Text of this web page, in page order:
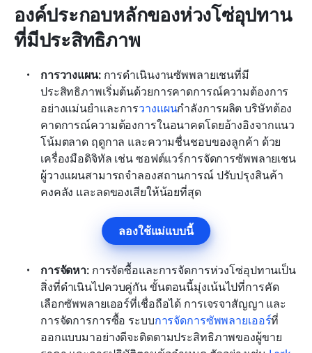
องค์ประกอบหลักของห่วงโซ่อุปทาน
ที่มีประสิทธิภาพ
การวางแผน: การดำเนินงานซัพพลายเชนที่มี
ประสิทธิภาพเริ่มต้นด้วยการคาดการณ์ความต้องการ
อย่างแม่นยำและการวางแผนกำลังการผลิต บริษัทต้อง
คาดการณ์ความต้องการในอนาคตโดยอ้างอิงจากแนว
โน้มตลาด ฤดูกาล และความชื่นชอบของลูกค้า ด้วย
เครื่องมือดิจิทัล เช่น ซอฟต์แวร์การจัดการซัพพลายเชน
ผู้วางแผนสามารถจำลองสถานการณ์ ปรับปรุงสินค้า
คงคลัง และลดของเสียให้น้อยที่สุด
ลองใช้แม่แบบนี้
การจัดหา: การจัดซื้อและการจัดการห่วงโซ่อุปทานเป็น
สิ่งที่ดำเนินไปควบคู่กัน ขั้นตอนนี้มุ่งเน้นไปที่การคัด
เลือกซัพพลายเออร์ที่เชื่อถือได้ การเจรจาสัญญา และ
การจัดการการซื้อ ระบบการจัดการซัพพลายเออร์ที่
ออกแบบมาอย่างดีจะติดตามประสิทธิภาพของผู้ขาย